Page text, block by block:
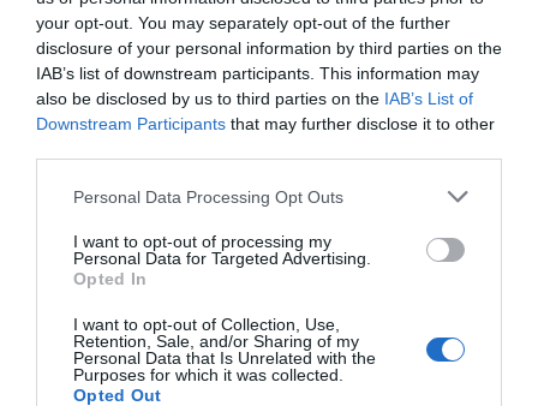
your opt-out. You may separately opt-out of the further
disclosure of your personal information by third parties on the
IAB’s list of downstream participants. This information may
also be disclosed by us to third parties on the IAB’s List of
Downstream Participants that may further disclose it to other
Personal Data Processing Opt Outs
I want to opt-out of processing my
Personal Data for Targeted Advertising.
Opted In
I want to opt-out of Collection, Use,
Retention, Sale, and/or Sharing of my
Personal Data that Is Unrelated with the
Purposes for which it was collected.
Opted Out
Πρόσθεσε ένα σχόλιο
ΟΝΟΜΑ
ΣΧΟΛΙΟ